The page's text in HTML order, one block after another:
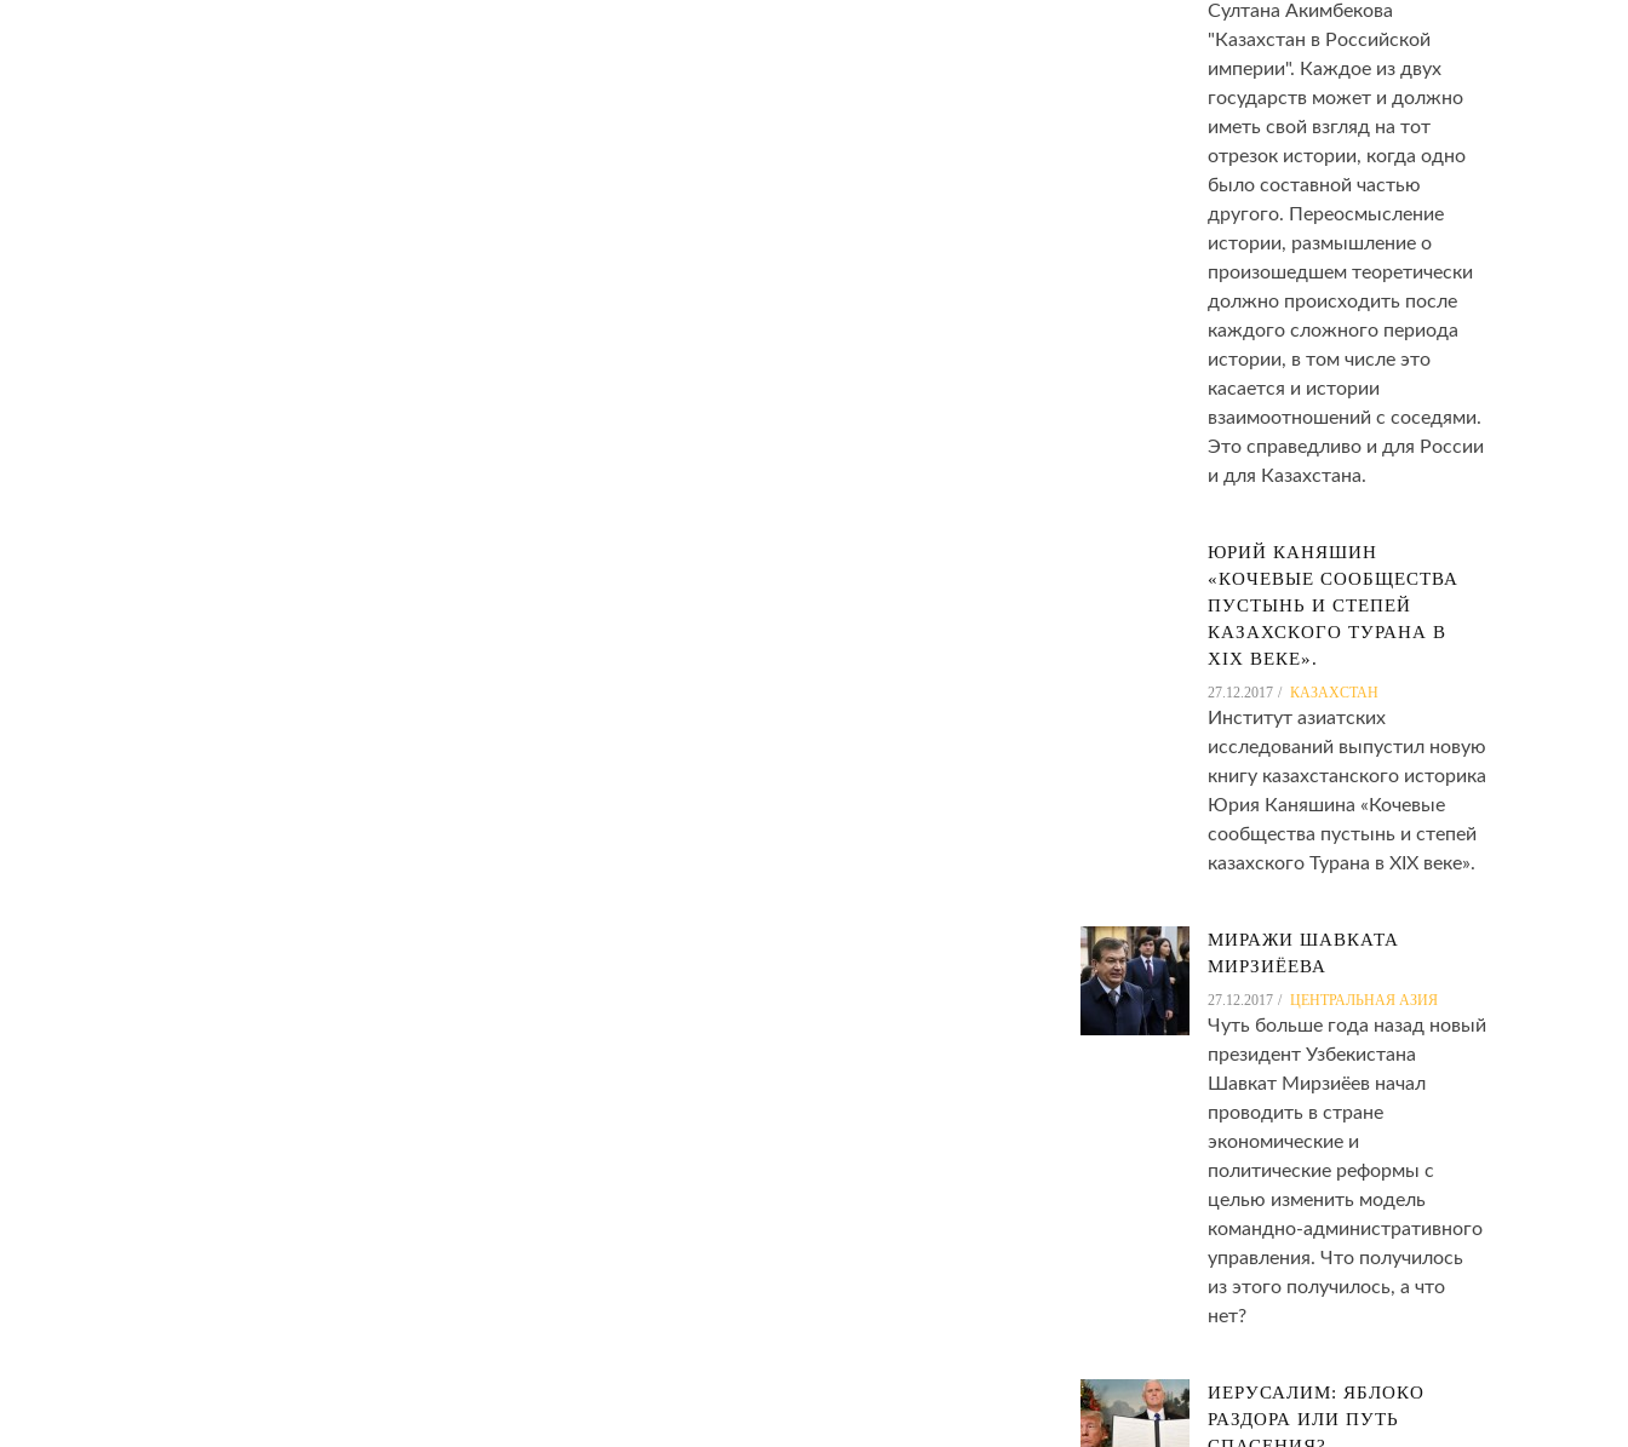
Султана Акимбекова
"Казахстан в Российской
империи". Каждое из двух
государств может и должно
иметь свой взгляд на тот
отрезок истории, когда одно
было составной частью
другого. Переосмысление
истории, размышление о
произошедшем теоретически
должно происходить после
каждого сложного периода
истории, в том числе это
касается и истории
взаимоотношений с соседями.
Это справедливо и для России
и для Казахстана.
ЮРИЙ КАНЯШИН
«КОЧЕВЫЕ СООБЩЕСТВА
ПУСТЫНЬ И СТЕПЕЙ
КАЗАХСКОГО ТУРАНА В
XIX ВЕКЕ».
27.12.2017 КАЗАХСТАН
Институт азиатских
исследований выпустил новую
книгу казахстанского историка
Юрия Каняшина «Кочевые
сообщества пустынь и степей
казахского Турана в XIX веке».
МИРАЖИ ШАВКАТА
МИРЗИЁЕВА
27.12.2017 ЦЕНТРАЛЬНАЯ АЗИЯ
Чуть больше года назад новый
президент Узбекистана
Шавкат Мирзиёев начал
проводить в стране
экономические и
политические реформы с
целью изменить модель
командно-административного
управления. Что получилось
из этого получилось, а что
нет?
ИЕРУСАЛИМ: ЯБЛОКО
РАЗДОРА ИЛИ ПУТЬ